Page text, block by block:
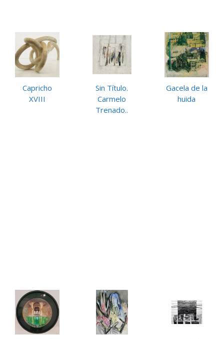
Capricho
XVIII
Sin Título.
Carmelo
Trenado..
Gacela de la
huida